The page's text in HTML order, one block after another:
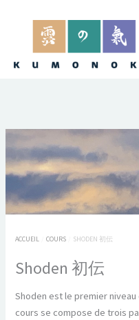
ACCUEIL COURS SHODEN 初伝
Shoden 初伝
Shoden est le premier
cours se compose de trois